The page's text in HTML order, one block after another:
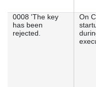
0008 'The key
has been
rejected.
On